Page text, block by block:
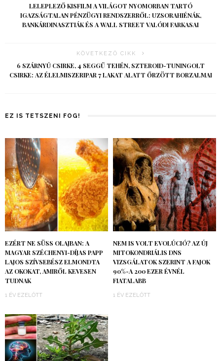
LELEPLEZŐ KISFILM A VILÁGOT NYOMORBAN TARTÓ
IGAZSÁGTALAN PÉNZÜGYI RENDSZERRŐL: UZSORAHIÉNÁK,
BANKÁRDINASZTIÁK ÉS A WALL STREET VALÓDI FARKASAI
KÖVETKEZŐ CIKK
6 SZÁRNYÚ CSIRKE, 4 SEGGŰ TEHÉN, SZTEROID-TUNINGOLT
CSIRKE: AZ ÉLELMISZERIPAR 7 LAKAT ALATT ŐRZÖTT BORZALMAI
EZ IS TETSZENI FOG!
EZÉRT NE SÜSS OLAJBAN: A
MAGYAR SZÉCHENYI-DÍJAS PAPP
LAJOS SZÍVSEBÉSZ ELMONDTA
AZ OKOKAT, AMIRŐL KEVESEN
TUDNAK
1 ÉV EZELŐTT
NEM IS VOLT EVOLÚCIÓ? AZ ÚJ
MITOKONDRIÁLIS DNS
VIZSGÁLATOK SZERINT A FAJOK
90%-A 200 EZER ÉVNÉL
FIATALABB
1 ÉV EZELŐTT